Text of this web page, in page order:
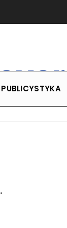
PUBLICYSTYKA
•